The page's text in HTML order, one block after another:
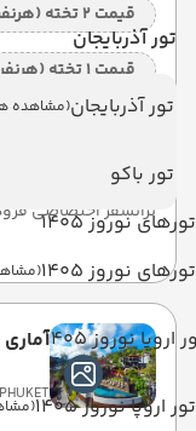
تور آذربایجان
تور آذربایجان(مشاهده
تور باکو
تورهای نوروز 1405
تورهای نوروز 1405
اروپا نوروز 1405
تور اروپا نوروز 1405
قیمت 2 تخته (هرنفر)
قیمت 1 تخته (هرنفر)
قیمت کودک با تخت
قیمت کودک بدون
ترانسفر اختصاصی